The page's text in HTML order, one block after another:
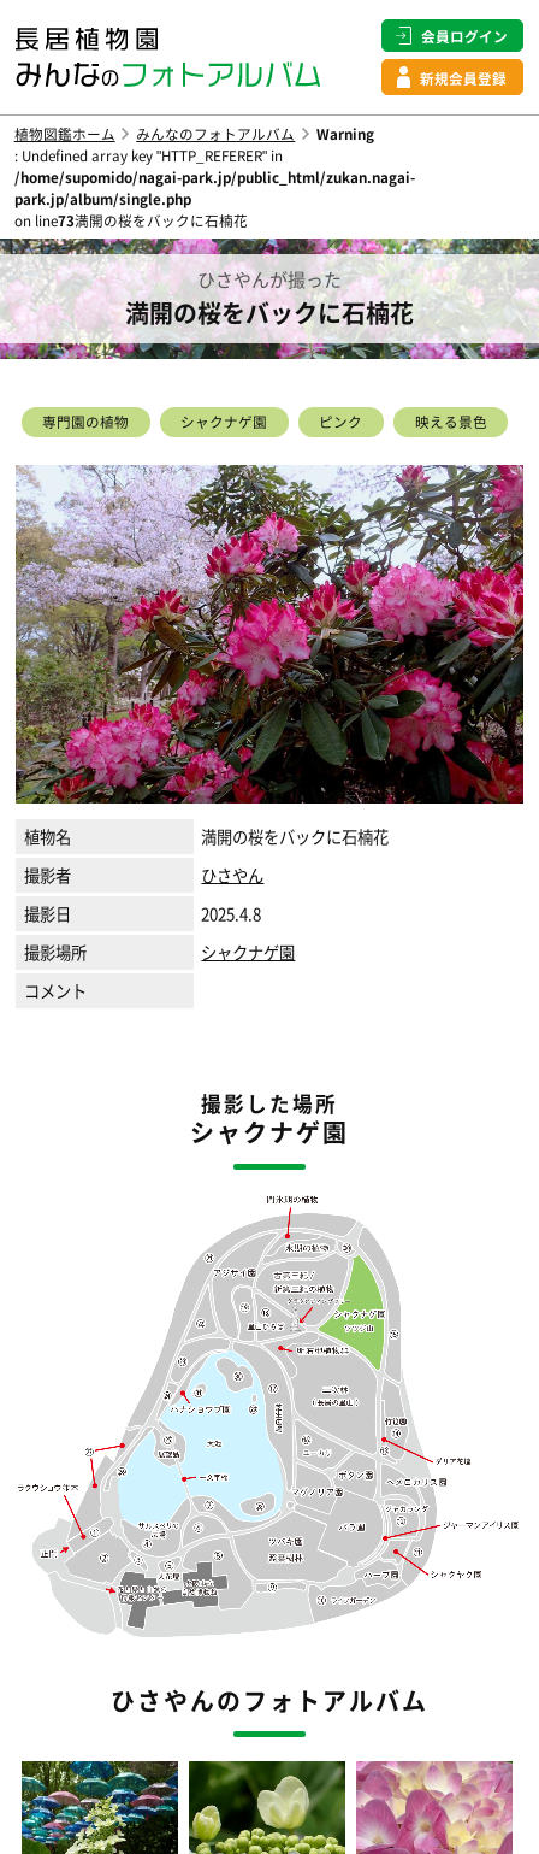
会員ログイン
新規会員登録
植物図鑑ホーム みんなのフォトアルバム
Warning
: Undefined array key "HTTP_REFERER" in
/home/supomido/nagai-park.jp/public_html/zukan.nagai-
park.jp/album/single.php
on line73満開の桜をバックに石楠花
ひさやんが撮った
満開の桜をバックに石楠花
専門園の植物 シャクナゲ園 ピンク 映える景色
植物名
満開の桜をバックに石楠花
撮影者
ひさやん
撮影日
2025.4.8
撮影場所
シャクナゲ園
コメント
撮影した場所
シャクナゲ園
ひさやんのフォトアルバム